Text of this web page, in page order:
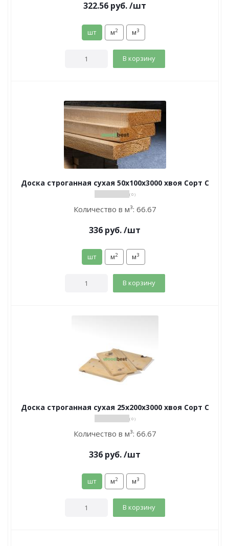
322.56 руб./шт
шт м2 м3
В корзину
Доска строганная сухая 50х100х3000 хвоя Сорт С
( 0 )
Количество в м³: 66.67
336 руб./шт
шт м2 м3
В корзину
Доска строганная сухая 25х200х3000 хвоя Сорт С
( 0 )
Количество в м³: 66.67
336 руб./шт
шт м2 м3
В корзину